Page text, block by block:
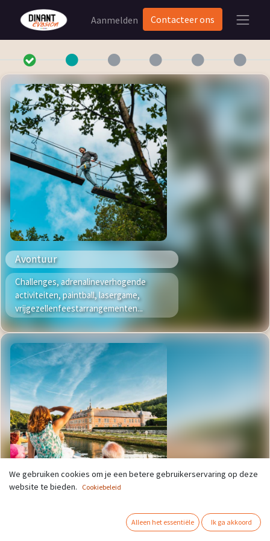
Aanmelden Contacteer ons
Avontuur
Challenges, adrenalineverhogende
activiteiten, paintball, lasergame,
vrijgezellenfeestarrangementen...
We gebruiken cookies om je een betere gebruikerservaring op deze
website te bieden.
Cookiebeleid
Alleen het essentiële Ik ga akkoord